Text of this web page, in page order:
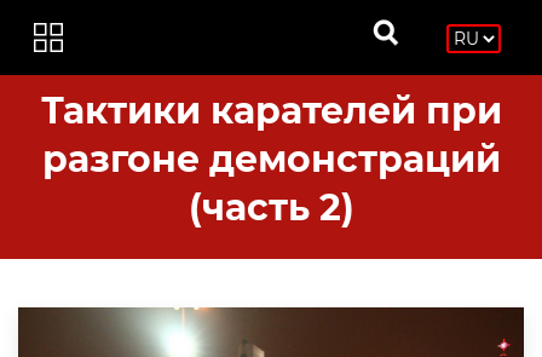
Тактики карателей при
разгоне демонстраций
(часть 2)